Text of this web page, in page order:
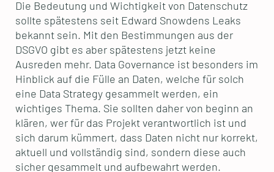
Die Bedeutung und Wichtigkeit von Datenschutz
sollte spätestens seit Edward Snowdens Leaks
bekannt sein. Mit den Bestimmungen aus der
DSGVO gibt es aber spätestens jetzt keine
Ausreden mehr. Data Governance ist besonders im
Hinblick auf die Fülle an Daten, welche für solch
eine Data Strategy gesammelt werden, ein
wichtiges Thema. Sie sollten daher von beginn an
klären, wer für das Projekt verantwortlich ist und
sich darum kümmert, dass Daten nicht nur korrekt,
aktuell und vollständig sind, sondern diese auch
sicher gesammelt und aufbewahrt werden.